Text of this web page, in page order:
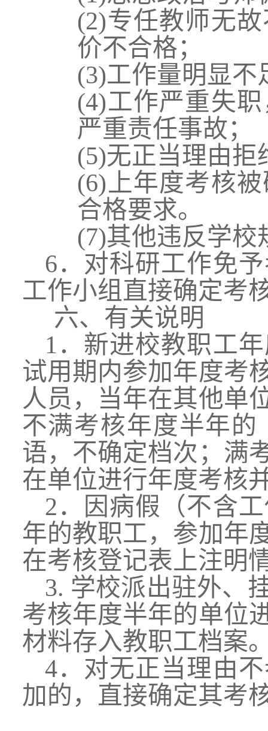
(2)专任教师无
价不合格；
(3)工作量明显不
(4)工作严重失
严重责任事故；
(5)无正当理由拒
(6)上年度考核
合格要求。
(7)其他违反学校
6．对科研工作免
工作小组直接确定考
六、有关说明
1． 新进校教职工
试用期内参加年度考
人员，当年在其他单
不满考核年度半年
语，不确定档次；满
在单位进行年度考核
2．因病假（不含
年的教职工，参加年
在考核登记表上注明
3. 学校派出驻外、
考核年度半年的单位
材料存入教职工档案
4．对无正当理由
加的，直接确定其考